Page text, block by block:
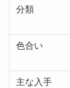
分類
色合い
主な入手